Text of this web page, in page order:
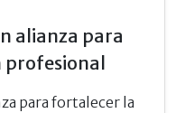
alianza para
para fortalecer la